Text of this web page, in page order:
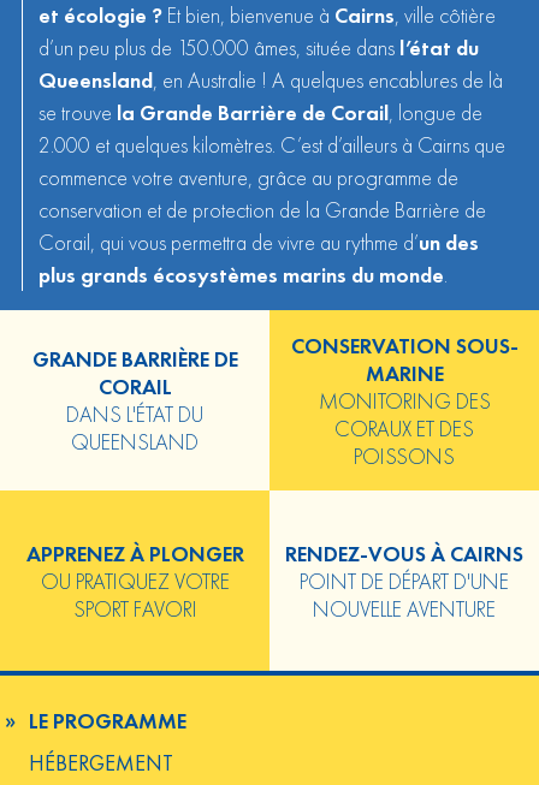
et écologie ? Et bien, bienvenue à Cairns, ville côtière
d’un peu plus de 150.000 âmes, située dans l’état du
Queensland, en Australie ! A quelques encablures de là
se trouve la Grande Barrière de Corail, longue de
2.000 et quelques kilomètres. C’est d’ailleurs à Cairns que
commence votre aventure, grâce au programme de
conservation et de protection de la Grande Barrière de
Corail, qui vous permettra de vivre au rythme d’un des
plus grands écosystèmes marins du monde.
GRANDE BARRIÈRE DE
CORAIL
DANS L'ÉTAT DU
QUEENSLAND
CONSERVATION SOUS-
MARINE
MONITORING DES
CORAUX ET DES
POISSONS
APPRENEZ À PLONGER
OU PRATIQUEZ VOTRE
SPORT FAVORI
RENDEZ-VOUS À CAIRNS
POINT DE DÉPART D'UNE
NOUVELLE AVENTURE
LE PROGRAMME
HÉBERGEMENT